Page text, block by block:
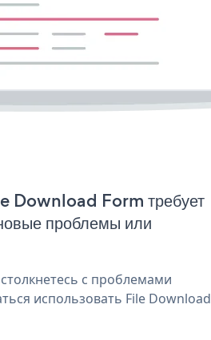
Download Form требует
проблемы или
с проблемами
использовать File Download